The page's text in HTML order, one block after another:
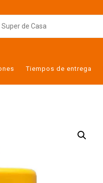
Tiempos de entrega